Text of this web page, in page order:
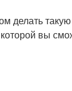
делать
вы